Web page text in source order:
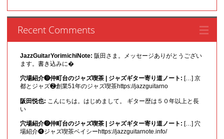
Recent Comments
JazzGuitarYorimichiNote: 阪田さま。メッセージありがとうござい
ます。書き込みに�
穴場紹介❾仲町台のジャズ喫茶 | ジャズギター寄り道ノート: […] 京
都とジャズ❷創業51年のジャズ喫茶https://jazzguitarno
阪田悦也: こんにちは。はじめまして。 ギター歴は５０年以上と長
い
穴場紹介❾仲町台のジャズ喫茶 | ジャズギター寄り道ノート: […] 穴
場紹介❹ジャズ喫茶ベイシーhttps://jazzguitarnote.info/